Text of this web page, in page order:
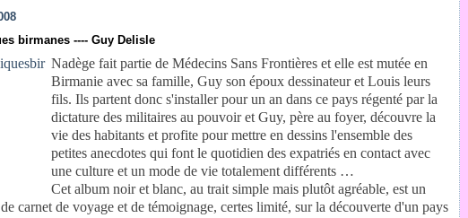
birmanes ---- Guy Delisle
Nadège fait partie de Médecins Sans Frontières et elle est mutée en
Birmanie avec sa famille, Guy son époux dessinateur et Louis leurs
fils. Ils partent donc s'installer pour un an dans ce pays régenté par la
dictature des militaires au pouvoir et Guy, père au foyer, découvre la
vie des habitants et profite pour mettre en dessins l'ensemble des
petites anecdotes qui font le quotidien des expatriés en contact avec
une culture et un mode de vie totalement différents …
Cet album noir et blanc, au trait simple mais plutôt agréable, est un
carnet de voyage et de témoignage, certes limité, sur la découverte d'un pays